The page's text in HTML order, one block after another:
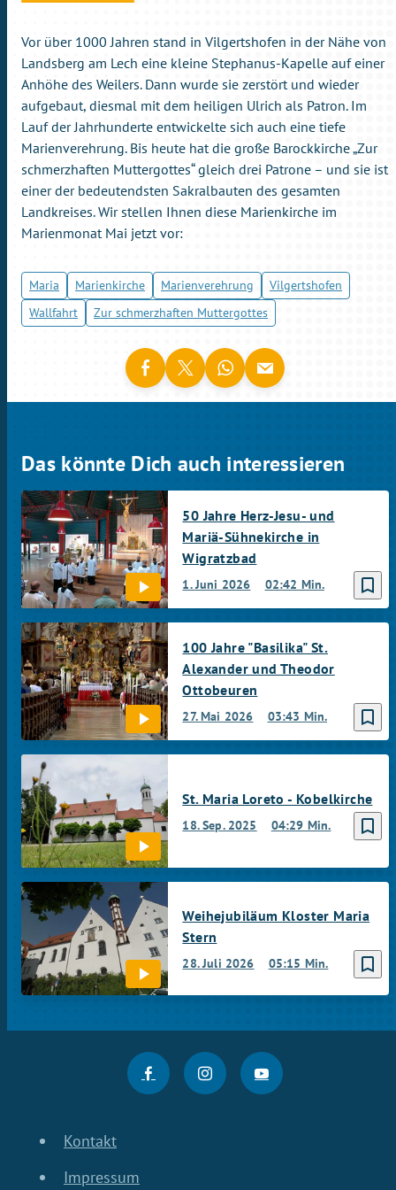
Vor über 1000 Jahren stand in Vilgertshofen in der Nähe von
Landsberg am Lech eine kleine Stephanus-Kapelle auf einer
Anhöhe des Weilers. Dann wurde sie zerstört und wieder
aufgebaut, diesmal mit dem heiligen Ulrich als Patron. Im
Lauf der Jahrhunderte entwickelte sich auch eine tiefe
Marienverehrung. Bis heute hat die große Barockkirche „Zur
schmerzhaften Muttergottes“ gleich drei Patrone – und sie ist
einer der bedeutendsten Sakralbauten des gesamten
Landkreises. Wir stellen Ihnen diese Marienkirche im
Marienmonat Mai jetzt vor:
Maria Marienkirche Marienverehrung
Vilgertshofen
Wallfahrt
Zur schmerzhaften Muttergottes
Das könnte Dich auch interessieren
bookmark_border
1. Juni 2026 02:42 Min.
50 Jahre Herz-Jesu- und
Mariä-Sühnekirche in
Wigratzbad
bookmark_border
27. Mai 2026 03:43 Min.
100 Jahre "Basilika" St.
Alexander und Theodor
Ottobeuren
bookmark_border
18. Sep. 2025 04:29 Min.
St. Maria Loreto - Kobelkirche
bookmark_border
28. Juli 2026 05:15 Min.
Weihejubiläum Kloster Maria
Stern
Kontakt
Impressum